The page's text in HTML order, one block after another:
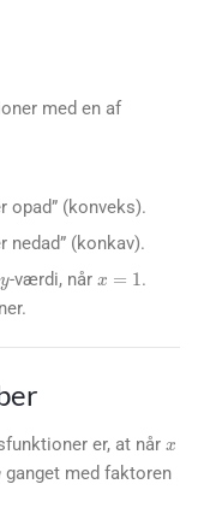
med en af
opad” (konveks).
nedad” (konkav).
y
-værdi, når
1
.
er, at når
ganget med faktoren